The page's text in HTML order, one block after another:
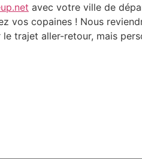
avec votre ville de
vos copaines ! Nous
trajet aller-retour, mais